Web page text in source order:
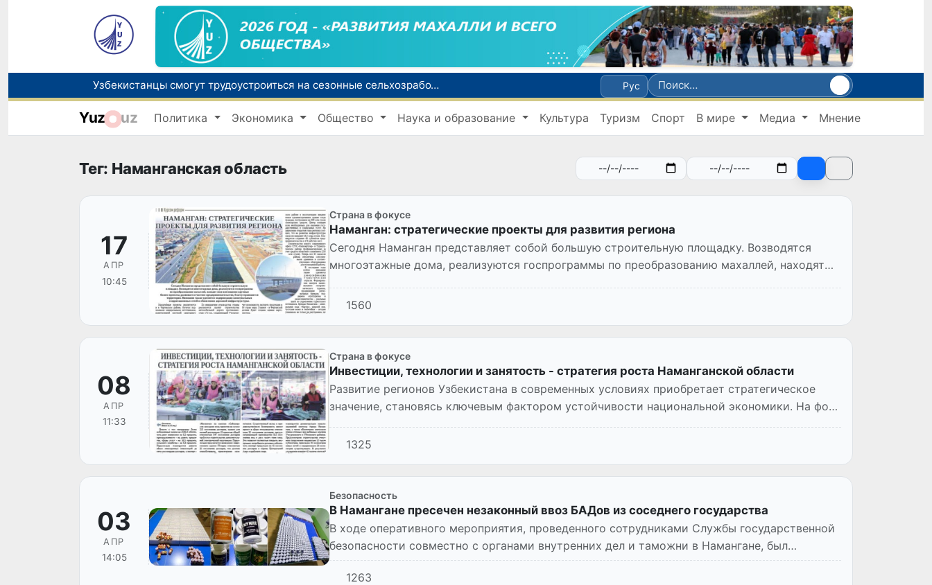
Узбекистанцы смогут трудоустроиться на сезонные сельхозработы в США по программе H-2A
В шести городах Ташкентской области модернизируют систему общественного транспорта
В Узбекистане стартовал месячник Целей устойчивого развития
Ташкент готовится принять чемпионат Азии по тяжелой атлетике
Рус
Yuz uz Политика Экономика Общество Наука и образование Культура Туризм Спорт В мире Медиа Мнение
Тег: Наманганская область
17
АПР
10:45
Страна в фокусе
Наманган: стратегические проекты для развития региона
Сегодня Наманган представляет собой большую строительную площадку. Возводятся
многоэтажные дома, реализуются госпрограммы по преобразованию махаллей, находят
1560
08
АПР
11:33
Страна в фокусе
Инвестиции, технологии и занятость - стратегия роста Наманганской области
Развитие регионов Узбекистана в современных условиях приобретает стратегическое
значение, становясь ключевым фактором устойчивости национальной экономики. На фоне
нестабильности ми...
1325
03
АПР
14:05
Безопасность
В Намангане пресечен незаконный ввоз БАДов из соседнего государства
В ходе оперативного мероприятия, проведенного сотрудниками Службы государственной
безопасности совместно с органами внутренних дел и таможни в Намангане, был
осмотрен автомобиль ма...
1263